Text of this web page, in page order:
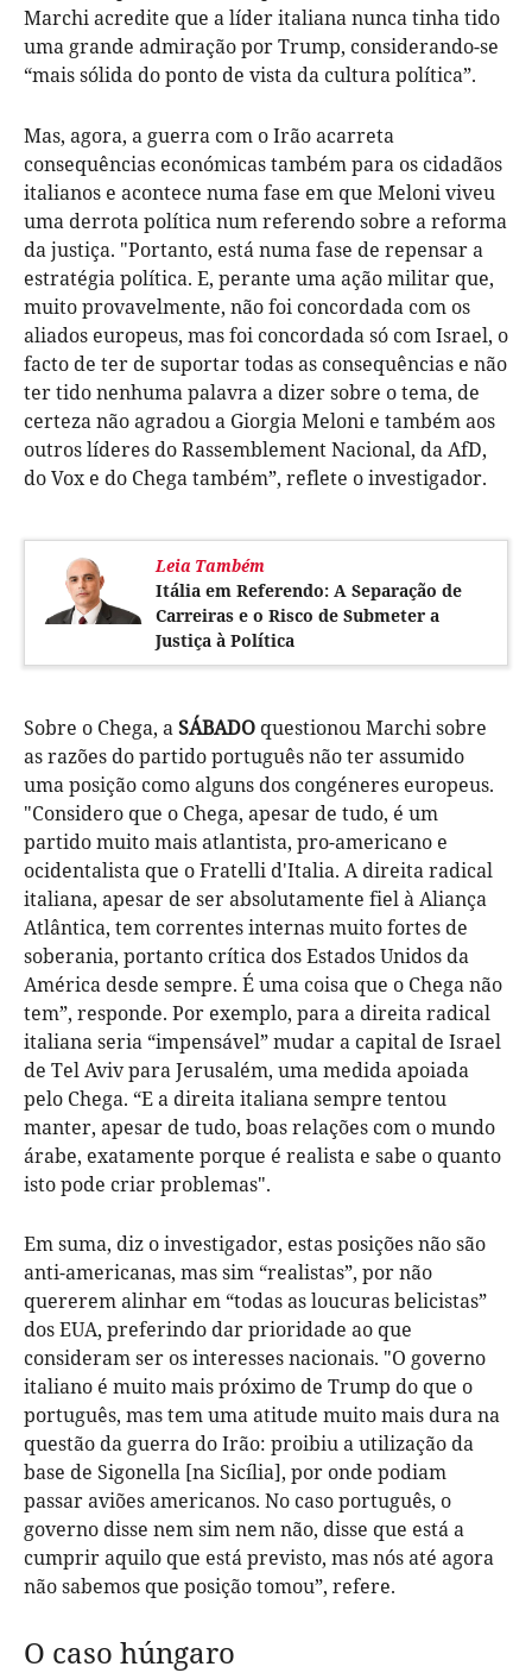
Marchi acredite que a líder italiana nunca tinha tido
uma grande admiração por Trump, considerando-se
“mais sólida do ponto de vista da cultura política”.
Mas, agora, a guerra com o Irão acarreta
consequências económicas também para os cidadãos
italianos e acontece numa fase em que Meloni viveu
uma derrota política num referendo sobre a reforma
da justiça. "Portanto, está numa fase de repensar a
estratégia política. E, perante uma ação militar que,
muito provavelmente, não foi concordada com os
aliados europeus, mas foi concordada só com Israel, o
facto de ter de suportar todas as consequências e não
ter tido nenhuma palavra a dizer sobre o tema, de
certeza não agradou a Giorgia Meloni e também aos
outros líderes do Rassemblement Nacional, da AfD,
do Vox e do Chega também”, reflete o investigador.
Leia Também
Itália em Referendo: A Separação de
Carreiras e o Risco de Submeter a
Justiça à Política
Sobre o Chega, aSÁBADO questionou Marchi sobre
as razões do partido português não ter assumido
uma posição como alguns dos congéneres europeus.
"Considero que o Chega, apesar de tudo, é um
partido muito mais atlantista, pro-americano e
ocidentalista que o Fratelli d'Italia. A direita radical
italiana, apesar de ser absolutamente fiel à Aliança
Atlântica, tem correntes internas muito fortes de
soberania, portanto crítica dos Estados Unidos da
América desde sempre. É uma coisa que o Chega não
tem”, responde. Por exemplo, para a direita radical
italiana seria “impensável” mudar a capital de Israel
de Tel Aviv para Jerusalém, uma medida apoiada
pelo Chega. “E a direita italiana sempre tentou
manter, apesar de tudo, boas relações com o mundo
árabe, exatamente porque é realista e sabe o quanto
isto pode criar problemas".
Em suma, diz o investigador, estas posições não são
anti-americanas, mas sim “realistas”, por não
quererem alinhar em “todas as loucuras belicistas”
dos EUA, preferindo dar prioridade ao que
consideram ser os interesses nacionais. "O governo
italiano é muito mais próximo de Trump do que o
português, mas tem uma atitude muito mais dura na
questão da guerra do Irão: proibiu a utilização da
base de Sigonella [na Sicília], por onde podiam
passar aviões americanos. No caso português, o
governo disse nem sim nem não, disse que está a
cumprir aquilo que está previsto, mas nós até agora
não sabemos que posição tomou”, refere.
O caso húngaro